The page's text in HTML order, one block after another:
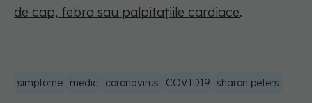
de cap, febra sau palpitațiile cardiace.
simptome medic coronavirus COVID19 sharon peters